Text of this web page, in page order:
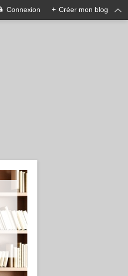
Connexion + Créer mon blog